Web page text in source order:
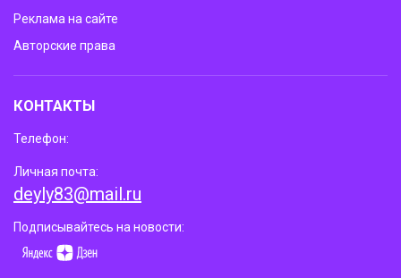
Реклама на сайте
Авторские права
КОНТАКТЫ
Телефон:
Личная почта:
deyly83@mail.ru
Подписывайтесь на новости: